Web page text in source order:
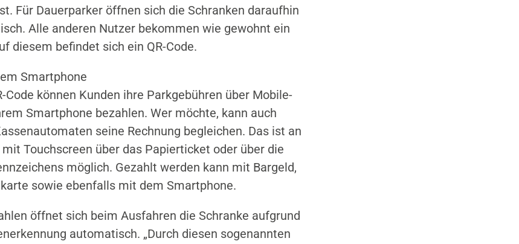
Für Dauerparker öffnen sich die Schranken daraufhin
Alle anderen Nutzer bekommen wie gewohnt ein
diesem befindet sich ein QR-Code.
Smartphone
Code können Kunden ihre Parkgebühren über Mobile-
Smartphone bezahlen. Wer möchte, kann auch
seine Rechnung begleichen. Das ist an
Touchscreen über das Papierticket oder über die
möglich. Gezahlt werden kann mit Bargeld,
sowie ebenfalls mit dem Smartphone.
öffnet sich beim Ausfahren die Schranke aufgrund
automatisch. „Durch diesen sogenannten